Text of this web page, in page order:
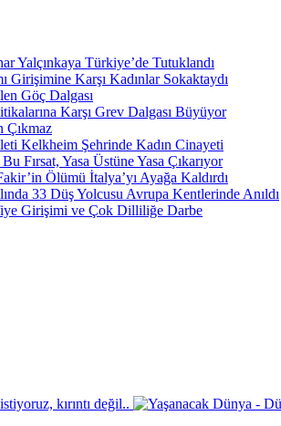
Yalçınkaya Türkiye’de Tutuklandı
Girişimine Karşı Kadınlar Sokaktaydı
Göç Dalgası
Karşı Grev Dalgası Büyüyor
Çıkmaz
Kelkheim Şehrinde Kadın Cinayeti
Fırsat, Yasa Üstüne Yasa Çıkarıyor
Ölümü İtalya’yı Ayağa Kaldırdı
33 Düş Yolcusu Avrupa Kentlerinde Anıldı
Girişimi ve Çok Dilliliğe Darbe